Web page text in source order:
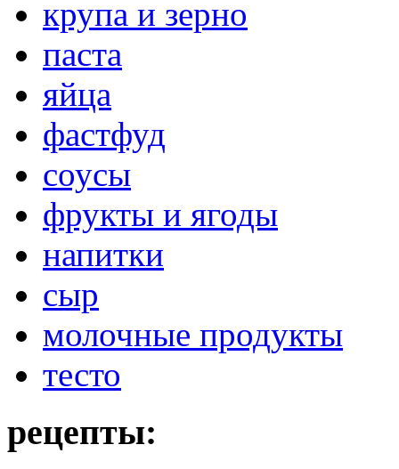
крупа и зерно
паста
яйца
фастфуд
соусы
фрукты и ягоды
напитки
сыр
молочные продукты
тесто
рецепты: